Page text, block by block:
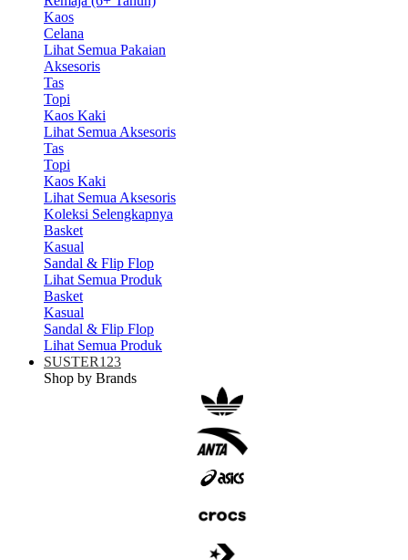
Kaos
Celana
Lihat Semua Pakaian
Aksesoris
Tas
Topi
Kaos Kaki
Lihat Semua Aksesoris
Tas
Topi
Kaos Kaki
Lihat Semua Aksesoris
Koleksi Selengkapnya
Basket
Kasual
Sandal & Flip Flop
Lihat Semua Produk
Basket
Kasual
Sandal & Flip Flop
Lihat Semua Produk
SUSTER123
Shop by Brands